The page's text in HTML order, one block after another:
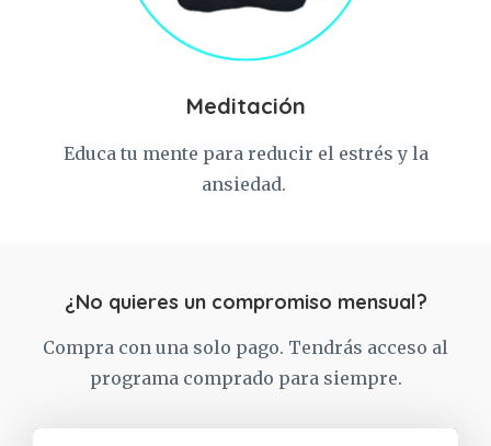
Meditación
Educa tu mente para reducir el estrés y la
ansiedad.
¿No quieres un compromiso mensual?
Compra con una solo pago. Tendrás acceso al
programa comprado para siempre.